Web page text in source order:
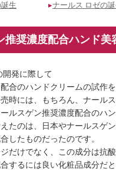
生 ▸ナールス ロゼの
推奨濃度配合ハンド
発に際して
合のハンドクリームの試作
時には、もちろん、ナール
ルスゲン推奨濃度配合のハ
たのは、日本やナールスゲ
したものだったのです。
だけでなく、この成分は抗
するには良い化粧品成分だと